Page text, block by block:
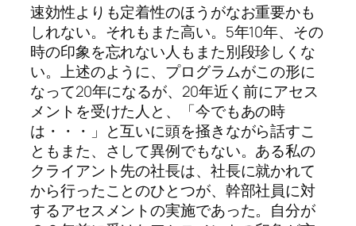
速効性よりも定着性のほうがなお重要かも
しれない。それもまた高い。5年10年、その
時の印象を忘れない人もまた別段珍しくな
い。上述のように、プログラムがこの形に
なって20年になるが、20年近く前にアセス
メントを受けた人と、「今でもあの時
は・・・」と互いに頭を掻きながら話すこ
ともまた、さして異例でもない。ある私の
クライアント先の社長は、社長に就かれて
から行ったことのひとつが、幹部社員に対
するアセスメントの実施であった。自分が